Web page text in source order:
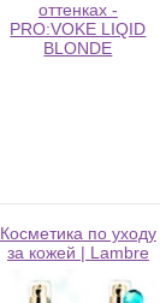
оттенках -
PRO:VOKE LIQID
BLONDE
Косметика по уходу
за кожей | Lambre